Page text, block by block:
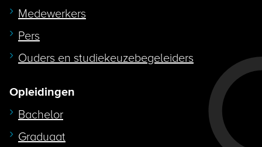
Medewerkers
Pers
Ouders en studiekeuzebegeleiders
Opleidingen
Bachelor
Graduaat